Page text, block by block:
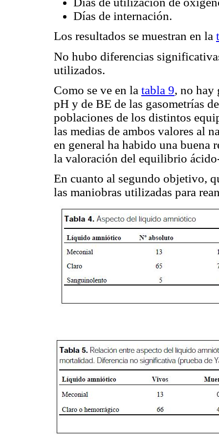
Días de internación.
Los resultados se muestran en la
No hubo diferencias
utilizados.
Como se ve en la tabla 9, no hay
pH y de BE de las gasometrías
poblaciones de los distintos
las medias de ambos valores al
en general ha habido una buena
la valoración del equilibrio
En cuanto al segundo objetivo,
las maniobras utilizadas para